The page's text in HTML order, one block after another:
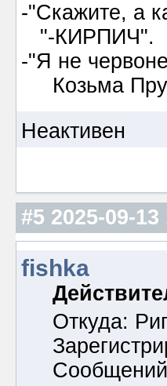
-"Скажите, а
"-КИРПИЧ".
-"Я не
Козьма
Неактивен
#5 2025-09-13
fishka
Откуда: